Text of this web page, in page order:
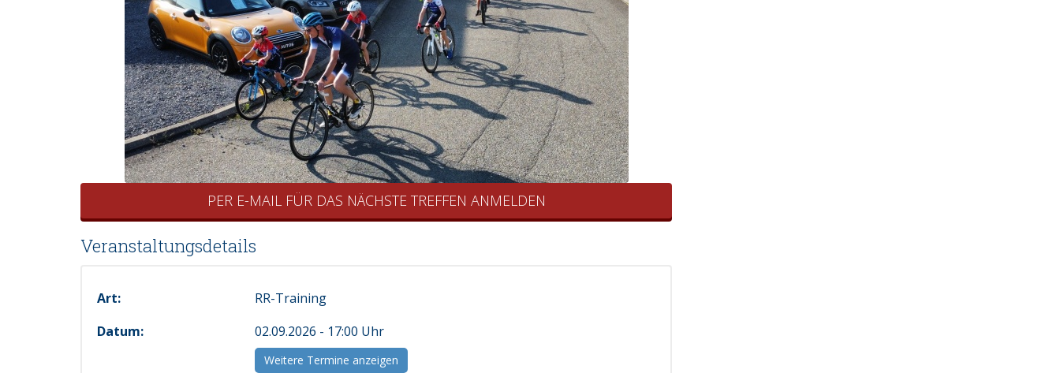
PER E-MAIL FÜR DAS NÄCHSTE TREFFEN ANMELDEN
Veranstaltungsdetails
Art:
RR-Training
Datum:
02.09.2026 - 17:00 Uhr
Weitere Termine anzeigen